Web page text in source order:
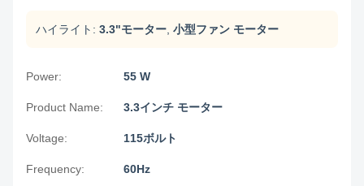
ハイライト: 3.3"モーター 小型ファン モーター
Power: 55 W
Product Name: 3.3インチ モーター
Voltage: 115ボルト
Frequency: 60Hz